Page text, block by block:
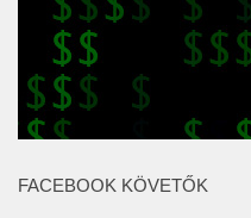
FACEBOOK KÖVETŐK